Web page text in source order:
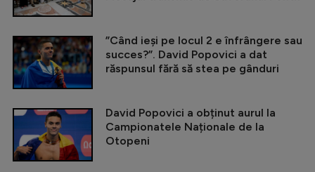
”Când ieși pe locul 2 e înfrângere sau
succes?”. David Popovici a dat
răspunsul fără să stea pe gânduri
David Popovici a obținut aurul la
Campionatele Naționale de la
Otopeni